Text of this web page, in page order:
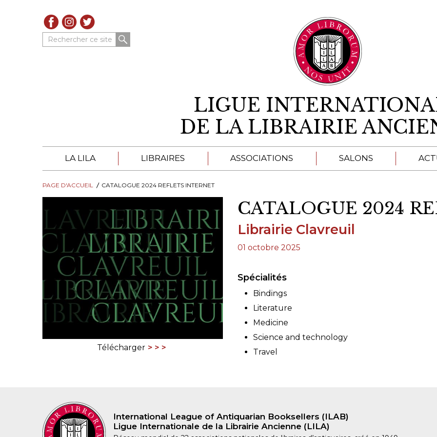
Rechercher ce site
LIGUE
DE LA LIBRAIRIE
LA LILA
À PROPOS DE LA LILA
TROUVER UNE LIBRAIRIE
CONGRÈS & RÉUNIONS DE LA LILA
SALONS INTERNATIONAUX DE LA LILA
CODE ES US ET COUTUMES DE LA LILA
L'HISTOIRE DE LA LILA
ÉDUCATION & MENTORAT
VIDEOS AND RESSOURCES
LIBRAIRES
LIBRAIRES DE LA LILA
CATALOGUES
RECHERCHE DE LIVRES
RÉPERTOIRE DES LIBRAIRIES
ASSOCIATIONS SALONS
PAGE D'ACCUEIL CATALOGUE 2024 REFLETS INTERNET
Télécharger
CATALOGUE 2024
Librairie Clavreuil
01 octobre 2025
Spécialités
Bindings
Literature
Medicine
Science and technology
Travel
International League of Antiquarian Booksellers (ILAB)
Ligue Internationale de la Librairie Ancienne (LILA)